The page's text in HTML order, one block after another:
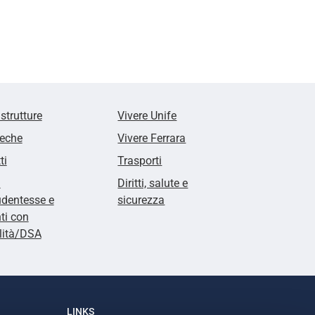
e
con
DSA
Vivere Unife
Vivere Ferrara
Trasporti
Diritti, salute e
sicurezza
LINKS